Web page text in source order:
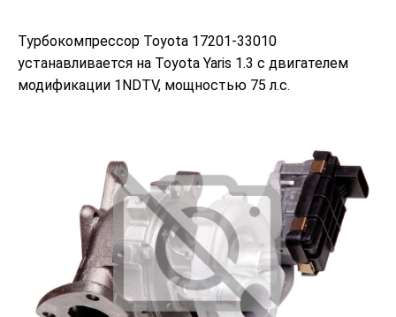
Турбокомпрессор Toyota 17201-33010
устанавливается на Toyota Yaris 1.3 с двигателем
модификации 1NDTV, мощностью 75 л.с.